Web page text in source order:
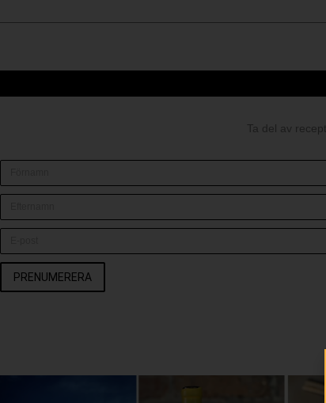
Ta del av
PRENUMERERA